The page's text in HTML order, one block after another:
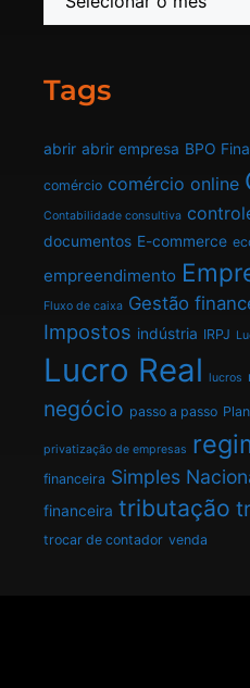
Tags
abrir abrir empresa BPO
comércio comércio online
Contabilidade consultiva
documentos E-commerce
empreendimento
Fluxo de caixa Gestão
Impostos indústria IRPJ
Lucro Real lucros
negócio passo a passo
privatização de empresas
financeira Simples
financeira tributação
trocar de contador venda